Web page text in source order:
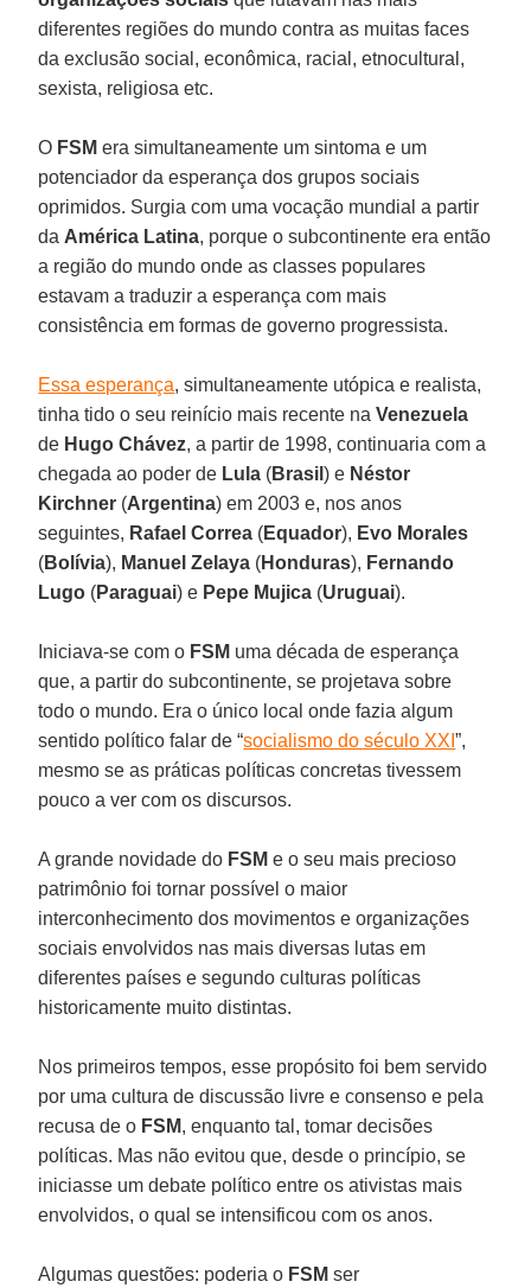
diferentes regiões do mundo contra as muitas faces
da exclusão social, econômica, racial, etnocultural,
sexista, religiosa etc.
O FSM era simultaneamente um sintoma e um
potenciador da esperança dos grupos sociais
oprimidos. Surgia com uma vocação mundial a partir
da América Latina, porque o subcontinente era então
a região do mundo onde as classes populares
estavam a traduzir a esperança com mais
consistência em formas de governo progressista.
Essa esperança, simultaneamente utópica e realista,
tinha tido o seu reinício mais recente naVenezuela
de Hugo Chávez, a partir de 1998, continuaria com a
chegada ao poder de Lula (Brasil) e Néstor
Kirchner (Argentina) em 2003 e, nos anos
seguintes, Rafael Correa (Equador), Evo Morales
(Bolívia), Manuel Zelaya (Honduras), Fernando
Lugo (Paraguai) e Pepe Mujica (Uruguai).
Iniciava-se com o FSM uma década de esperança
que, a partir do subcontinente, se projetava sobre
todo o mundo. Era o único local onde fazia algum
sentido político falar de “socialismo do século XXI”,
mesmo se as práticas políticas concretas tivessem
pouco a ver com os discursos.
A grande novidade do FSM e o seu mais precioso
patrimônio foi tornar possível o maior
interconhecimento dos movimentos e organizações
sociais envolvidos nas mais diversas lutas em
diferentes países e segundo culturas políticas
historicamente muito distintas.
Nos primeiros tempos, esse propósito foi bem servido
por uma cultura de discussão livre e consenso e pela
recusa de o FSM, enquanto tal, tomar decisões
políticas. Mas não evitou que, desde o princípio, se
iniciasse um debate político entre os ativistas mais
envolvidos, o qual se intensificou com os anos.
Algumas questões: poderia o FSM ser